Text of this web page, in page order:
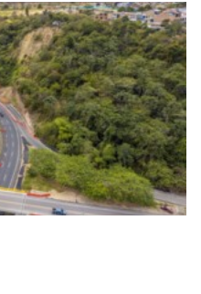
carpeta